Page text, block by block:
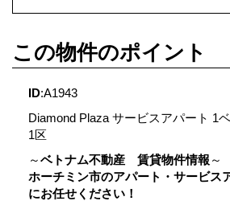
この物件のポイント
ID:A1943
Diamond Plaza サービスアパート 1
1区
～ベトナム不動産 賃貸物件情報 ～
ホーチミン市のアパート・サービス
にお任せください！